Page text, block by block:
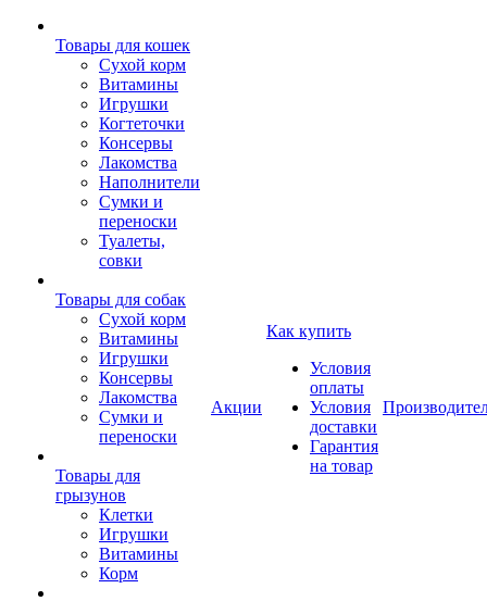
Товары для кошек
Cухой корм
Витамины
Игрушки
Когтеточки
Консервы
Лакомства
Наполнители
Сумки и
переноски
Туалеты,
совки
Товары для собак
Cухой корм
Витамины
Игрушки
Консервы
Лакомства
Сумки и
переноски
Товары для
грызунов
Клетки
Игрушки
Витамины
Корм
Акции
Как купить
Условия
оплаты
Условия
доставки
Гарантия
на товар